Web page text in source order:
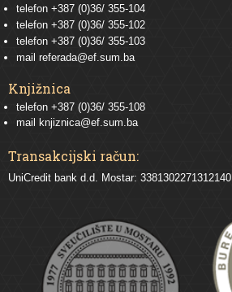
telefon +387 (0)36/ 355-104
telefon +387 (0)36/ 355-102
telefon +387 (0)36/ 355-103
mail referada@ef.sum.ba
Knjižnica
telefon +387 (0)36/ 355-108
mail knjiznica@ef.sum.ba
Transakcijski račun:
UniCredit bank d.d. Mostar: 3381302271312140